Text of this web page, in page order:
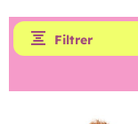
Filtrer